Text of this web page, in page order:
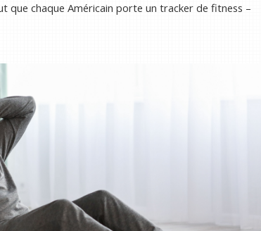
que chaque Américain porte un tracker de fitness –